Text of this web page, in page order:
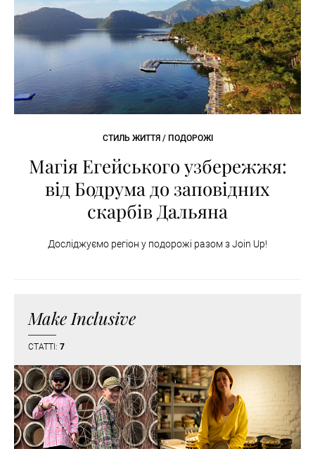
СТИЛЬ ЖИТТЯ / ПОДОРОЖІ
Магія Егейського узбережжя:
від Бодрума до заповідних
скарбів Дальяна
Досліджуємо регіон у подорожі разом з Join Up!
Make Inclusive
СТАТТІ: 7